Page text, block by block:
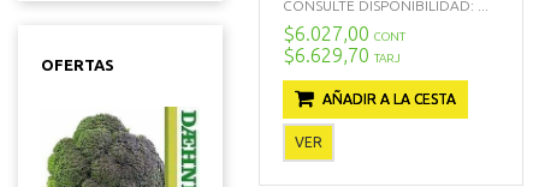
OFERTAS
CONSULTE DISPONIBILIDAD: ...
$6.027,00 CONT
$6.629,70 TARJ
AÑADIR A LA CESTA
VER